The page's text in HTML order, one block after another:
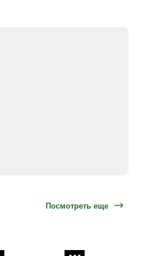
Посмотреть еще